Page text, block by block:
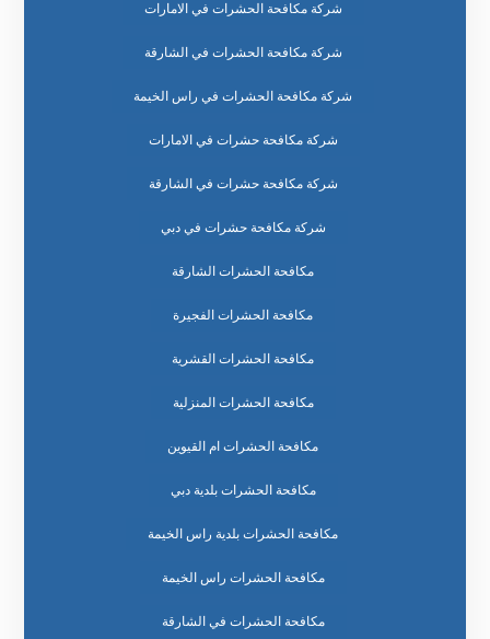
شركة مكافحة الحشرات في الامارات
شركة مكافحة الحشرات في الشارقة
شركة مكافحة الحشرات في راس الخيمة
شركة مكافحة حشرات في الامارات
شركة مكافحة حشرات في الشارقة
شركة مكافحة حشرات في دبي
مكافحة الحشرات الشارقة
مكافحة الحشرات الفجيرة
مكافحة الحشرات القشرية
مكافحة الحشرات المنزلية
مكافحة الحشرات ام القيوين
مكافحة الحشرات بلدية دبي
مكافحة الحشرات بلدية راس الخيمة
مكافحة الحشرات راس الخيمة
مكافحة الحشرات في الشارقة